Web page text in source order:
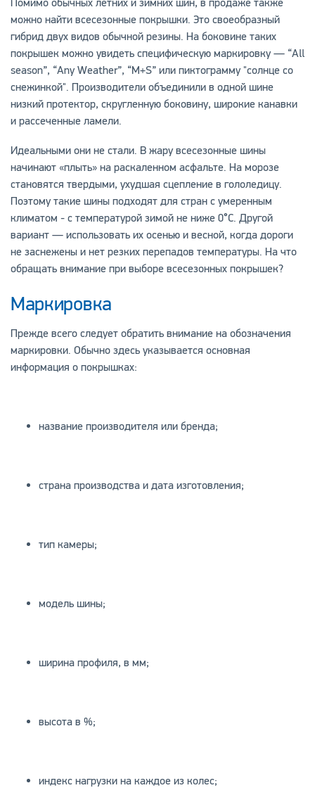
Помимо обычных летних и зимних шин, в продаже также
можно найти всесезонные покрышки. Это своеобразный
гибрид двух видов обычной резины. На боковине таких
покрышек можно увидеть специфическую маркировку — “All
season”, “Any Weather”, “M+S” или пиктограмму "солнце со
снежинкой". Производители объединили в одной шине
низкий протектор, скругленную боковину, широкие канавки
и рассеченные ламели.
Идеальными они не стали. В жару всесезонные шины
начинают «плыть» на раскаленном асфальте. На морозе
становятся твердыми, ухудшая сцепление в гололедицу.
Поэтому такие шины подходят для стран с умеренным
климатом - с температурой зимой не ниже 0°C. Другой
вариант — использовать их осенью и весной, когда дороги
не заснежены и нет резких перепадов температуры. На что
обращать внимание при выборе всесезонных покрышек?
Маркировка
Прежде всего следует обратить внимание на обозначения
маркировки. Обычно здесь указывается основная
информация о покрышках:
название производителя или бренда;
страна производства и дата изготовления;
тип камеры;
модель шины;
ширина профиля, в мм;
высота в %;
индекс нагрузки на каждое из колес;